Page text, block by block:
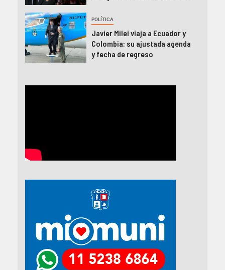
POLÍTICA
Javier Milei viaja a Ecuador y
Colombia: su ajustada agenda
y fecha de regreso